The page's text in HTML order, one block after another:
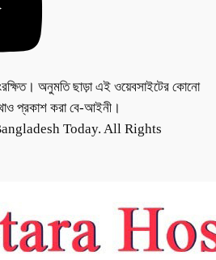
অনুমতি ছাড়া এই ওয়েবসাইটের কোনো
প্রকাশ করা বে-আইনী।
Today. All Rights